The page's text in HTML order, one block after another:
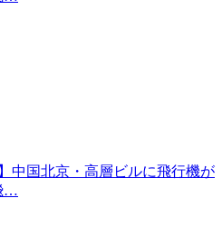
中国北京・高層ビルに飛行機が
…